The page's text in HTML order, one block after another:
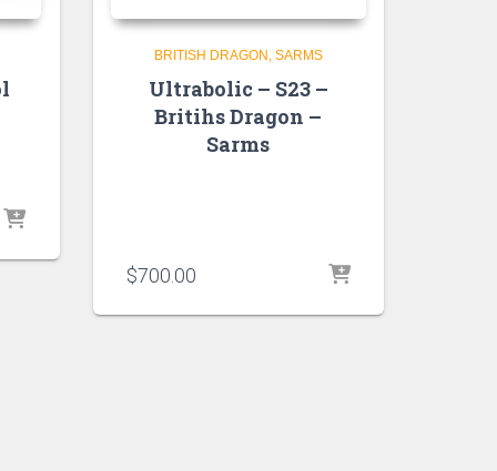
BRITISH DRAGON SARMS
Ultrabolic – S23 –
Britihs Dragon –
Sarms
$700.00